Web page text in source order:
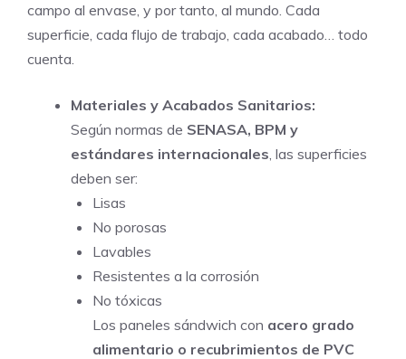
campo al envase, y por tanto, al mundo. Cada
superficie, cada flujo de trabajo, cada acabado… todo
cuenta.
Materiales y Acabados Sanitarios:
Según normas de SENASA, BPM y
estándares internacionales, las superficies
deben ser:
Lisas
No porosas
Lavables
Resistentes a la corrosión
No tóxicas
Los paneles sándwich con acero grado
alimentario o recubrimientos de PVC